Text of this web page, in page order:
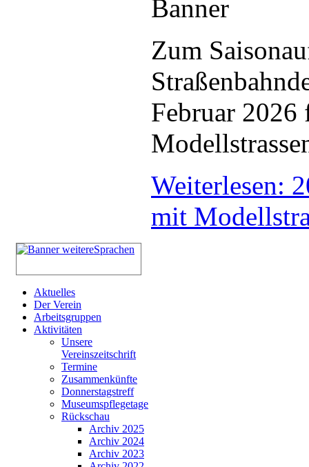
Zum
Februar 2026
Weiterlesen:
mit
Aktuelles
Der Verein
Arbeitsgruppen
Aktivitäten
Unsere
Vereinszeitschrift
Termine
Zusammenkünfte
Donnerstagstreff
Museumspflegetage
Rückschau
Archiv 2025
Archiv 2024
Archiv 2023